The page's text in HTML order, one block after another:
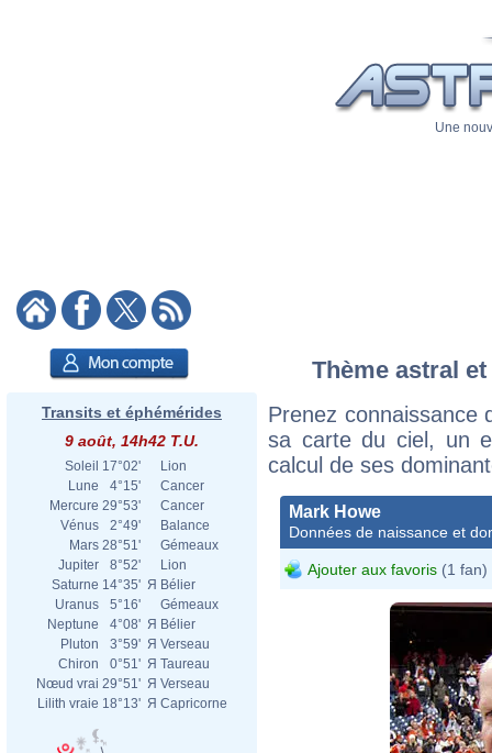
Une
Transits et éphémérides
9 août, 14h42 T.U.
Soleil 17°02'
Lion
Lune
4°15'
Cancer
Mercure 29°53'
Cancer
Vénus
2°49'
Balance
Mars 28°51'
Gémeaux
Jupiter
8°52'
Lion
Saturne 14°35' Я Bélier
Uranus
5°16'
Gémeaux
Neptune
4°08' Я Bélier
Pluton
3°59' Я Verseau
Chiron
0°51' Я Taureau
Nœud vrai 29°51' Я Verseau
Lilith vraie 18°13' Я Capricorne
Thème astral
Prenez connaissance
sa carte du ciel, un
calcul de ses
Mark Howe
Données de naissance et
Ajouter aux favoris (1 fan)